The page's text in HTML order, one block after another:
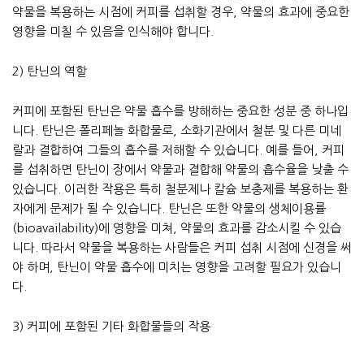
약물을 복용하는 시점에 커피를 섭취할 경우, 약물의 효과에 중요한
영향을 미칠 수 있음을 인식해야 합니다.
2) 탄닌의 역할
커피에 포함된 탄닌은 약물 흡수를 방해하는 중요한 성분 중 하나입
니다. 탄닌은 폴리페놀 화합물로, 소화기관에서 철분 및 다른 미네
랄과 결합하여 그들의 흡수를 저해할 수 있습니다. 예를 들어, 커피
를 섭취하면 탄닌이 장에서 약물과 결합해 약물의 흡수율을 낮출 수
있습니다. 이러한 작용은 특히 철분제나 칼슘 보충제를 복용하는 환
자에게 문제가 될 수 있습니다. 탄닌은 또한 약물의 생체이용률
(bioavailability)에 영향을 미쳐, 약물의 효과를 감소시킬 수 있습
니다. 따라서 약물을 복용하는 사람들은 커피 섭취 시점에 신경을 써
야 하며, 탄닌이 약물 흡수에 미치는 영향을 고려할 필요가 있습니
다.
3) 커피에 포함된 기타 화합물들의 작용